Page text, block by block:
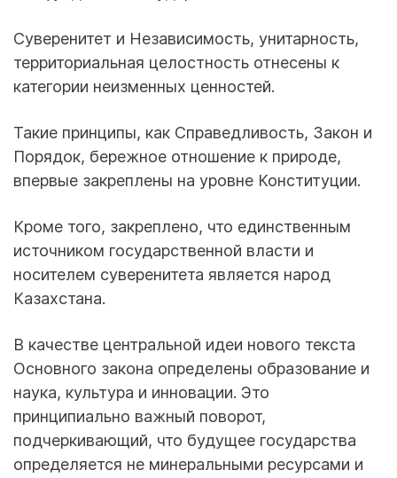
Суверенитет и Независимость, унитарность,
территориальная целостность отнесены к
категории неизменных ценностей.
Такие принципы, как Справедливость, Закон и
Порядок, бережное отношение к природе,
впервые закреплены на уровне Конституции.
Кроме того, закреплено, что единственным
источником государственной власти и
носителем суверенитета является народ
Казахстана.
В качестве центральной идеи нового текста
Основного закона определены образование и
наука, культура и инновации. Это
принципиально важный поворот,
подчеркивающий, что будущее государства
определяется не минеральными ресурсами и